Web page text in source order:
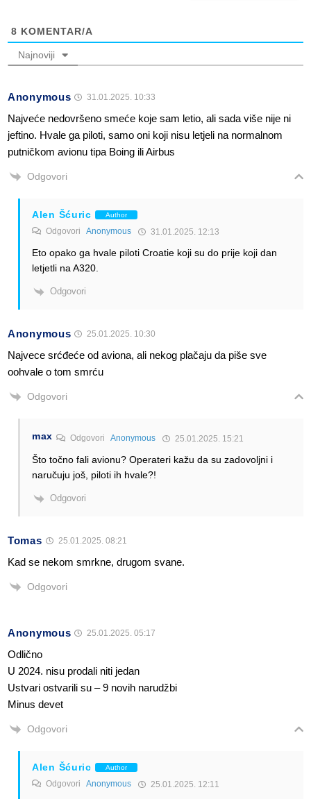
8 KOMENTAR/A
Najnoviji
Anonymous 31.01.2025. 10:33
Najveće nedovršeno smeće koje sam letio, ali sada više nije ni
jeftino. Hvale ga piloti, samo oni koji nisu letjeli na normalnom
putničkom avionu tipa Boing ili Airbus
Odgovori
Alen Šćuric Author
Odgovori Anonymous 31.01.2025. 12:13
Eto opako ga hvale piloti Croatie koji su do prije koji dan
letjetli na A320.
Odgovori
Anonymous 25.01.2025. 10:30
Najvece srćđeće od aviona, ali nekog plačaju da piše sve
oohvale o tom smrću
Odgovori
max OdgovoriAnonymous 25.01.2025. 15:21
Što točno fali avionu? Operateri kažu da su zadovoljni i
naručuju još, piloti ih hvale?!
Odgovori
Tomas 25.01.2025. 08:21
Kad se nekom smrkne, drugom svane.
Odgovori
Anonymous 25.01.2025. 05:17
Odlično
U 2024. nisu prodali niti jedan
Ustvari ostvarili su – 9 novih narudžbi
Minus devet
Odgovori
Alen Šćuric Author
Odgovori Anonymous 25.01.2025. 12:11